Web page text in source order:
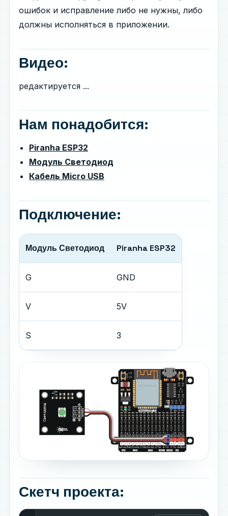
ошибок и исправление либо не нужны, либо
должны исполняться в приложении.
Видео:
редактируется ...
Нам понадобится:
Piranha ESP32
Модуль Светодиод
Кабель Micro USB
Подключение:
Модуль Светодиод Piranha ESP32
G GND
V 5V
S 3
Скетч проекта: